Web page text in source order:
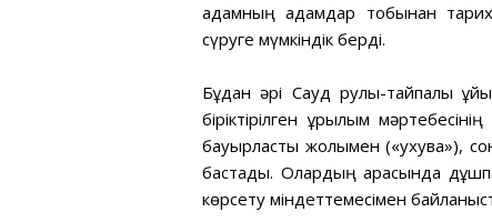
адамның адамдар тобынан тарихи
сүруге мүмкіндік берді.
Бұдан әрі Сауд рулық-тайпалық
біріктірілген құрылым
бауырластық жолымен («ухува»),
бастады. Олардың арасында
көрсету міндеттемесімен